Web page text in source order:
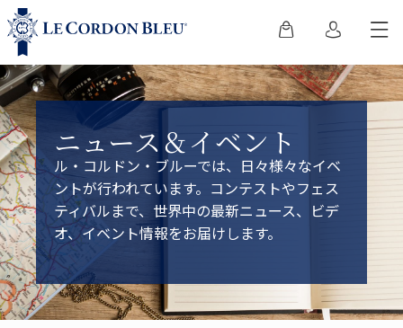
ニュース＆イベント
ル・コルドン・ブルーでは、日々様々なイベ
ントが行われています。コンテストやフェス
ティバルまで、世界中の最新ニュース、ビデ
オ、イベント情報をお届けします。